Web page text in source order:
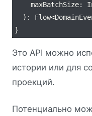
maxBatchSize:
Это API можно
истории или для
проекций.
Потенциально